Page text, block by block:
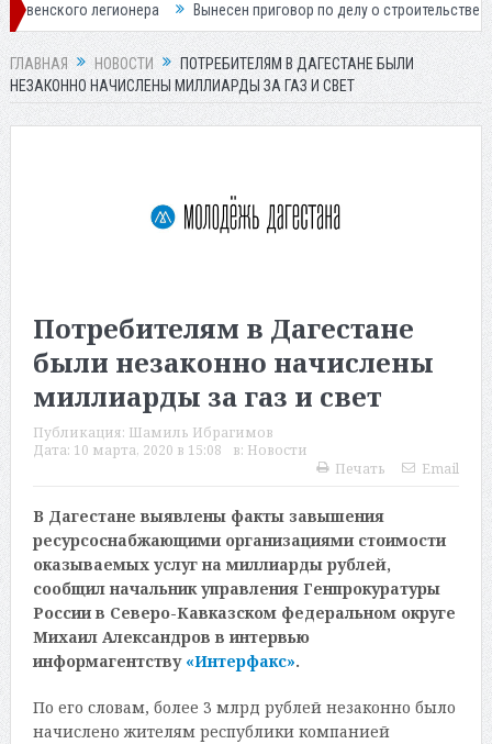
Вынесен приговор по делу о строительстве гостиницы у
ГЛАВНАЯ НОВОСТИ
ПОТРЕБИТЕЛЯМ В ДАГЕСТАНЕ БЫЛИ
НЕЗАКОННО НАЧИСЛЕНЫ МИЛЛИАРДЫ ЗА ГАЗ И СВЕТ
Потребителям в Дагестане
были незаконно начислены
миллиарды за газ и свет
Публикация: Шамиль Ибрагимов
Дата: 10 марта, 2020 в 15:08 в: Новости
Печать
Email
В Дагестане выявлены факты завышения
ресурсоснабжающими организациями стоимости
оказываемых услуг на миллиарды рублей,
сообщил начальник управления Генпрокуратуры
России в Северо-Кавказском федеральном округе
Михаил Александров в интервью
информагентству «Интерфакс».
По его словам, более 3 млрд рублей незаконно было
начислено жителям республики компанией